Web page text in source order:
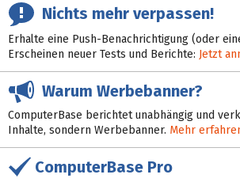
Nichts mehr verpassen!
Erhalte eine Push-Benachrichtigung (oder
Erscheinen neuer Tests und Berichte: Jetzt
Warum Werbebanner?
ComputerBase berichtet unabhängig und
Inhalte, sondern Werbebanner. Mehr
ComputerBase Pro